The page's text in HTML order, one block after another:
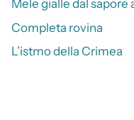
Mele gialle dal sapore
Completa rovina
L’istmo della Crimea